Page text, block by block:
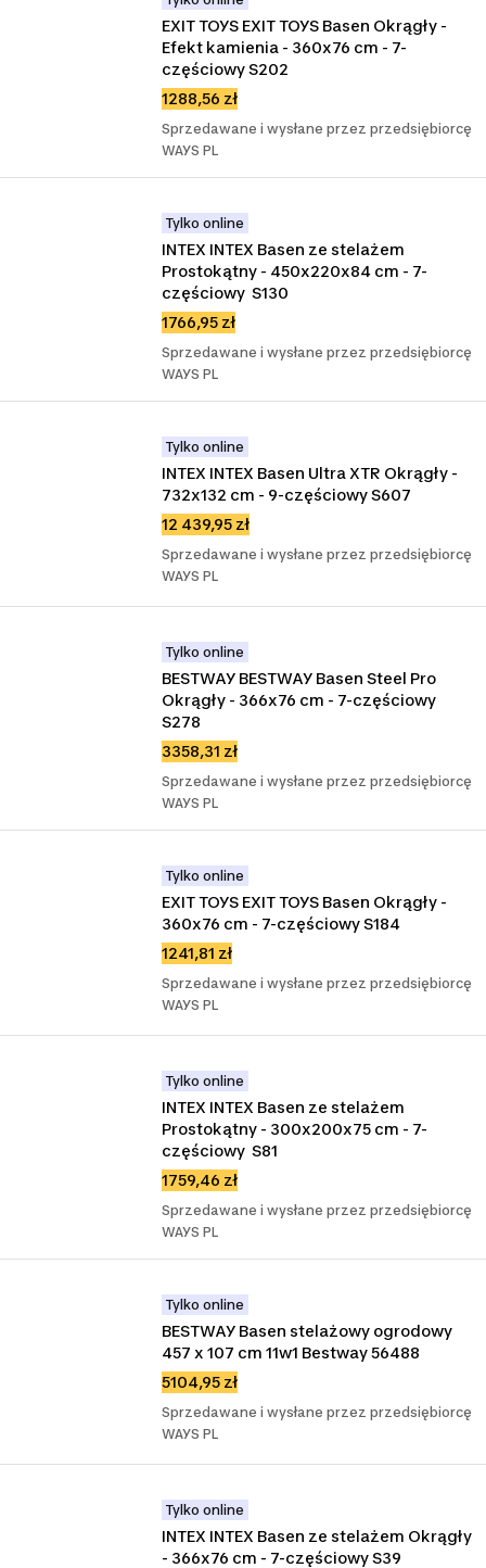
EXIT TOYS EXIT TOYS Basen Okrągły -
Efekt kamienia - 360x76 cm - 7-
częściowy S202
1288,56 zł
Sprzedawane i wysłane przez przedsiębiorcę
WAYS PL
Tylko online
INTEX INTEX Basen ze stelażem
Prostokątny - 450x220x84 cm - 7-
częściowy  S130
1766,95 zł
Sprzedawane i wysłane przez przedsiębiorcę
WAYS PL
Tylko online
INTEX INTEX Basen Ultra XTR Okrągły -
732x132 cm - 9-częściowy S607
12 439,95 zł
Sprzedawane i wysłane przez przedsiębiorcę
WAYS PL
Tylko online
BESTWAY BESTWAY Basen Steel Pro
Okrągły - 366x76 cm - 7-częściowy
S278
3358,31 zł
Sprzedawane i wysłane przez przedsiębiorcę
WAYS PL
Tylko online
EXIT TOYS EXIT TOYS Basen Okrągły -
360x76 cm - 7-częściowy S184
1241,81 zł
Sprzedawane i wysłane przez przedsiębiorcę
WAYS PL
Tylko online
INTEX INTEX Basen ze stelażem
Prostokątny - 300x200x75 cm - 7-
częściowy  S81
1759,46 zł
Sprzedawane i wysłane przez przedsiębiorcę
WAYS PL
Tylko online
BESTWAY Basen stelażowy ogrodowy
457 x 107 cm 11w1 Bestway 56488
5104,95 zł
Sprzedawane i wysłane przez przedsiębiorcę
WAYS PL
Tylko online
INTEX INTEX Basen ze stelażem Okrągły
- 366x76 cm - 7-częściowy S39